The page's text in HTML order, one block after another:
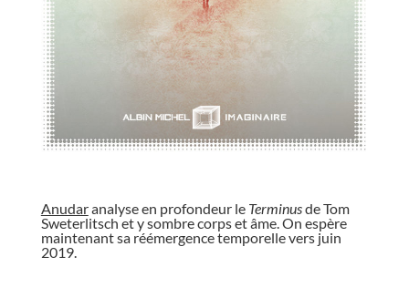
Anudaranalyse en profondeur le Terminusde Tom
Sweterlitsch et y sombre corps et âme. On espère
maintenant sa réémergence temporelle vers juin
2019.